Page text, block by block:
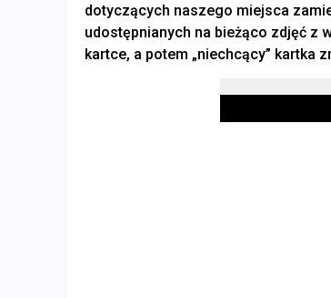
dotyczących naszego miejsca
udostępnianych na bieżąco zdjęć z
kartce, a potem „niechcący” kartka